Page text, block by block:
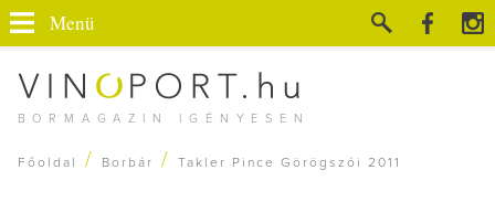
BORMAGAZIN IGÉNYESEN
Menü
Főoldal / Borbár / Takler Pince Görögszói 2011